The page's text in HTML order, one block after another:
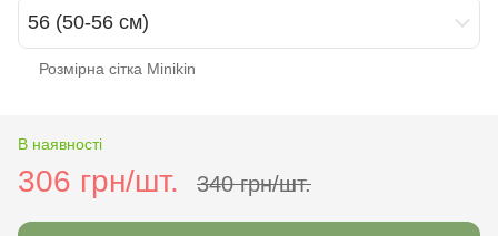
56 (50-56 см)
Розмірна сітка Minikin
В наявності
306 грн/шт. 340 грн/шт.